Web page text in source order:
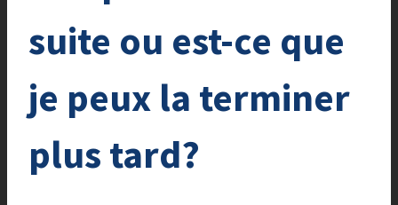
suite ou est-ce que
je peux la terminer
plus tard?